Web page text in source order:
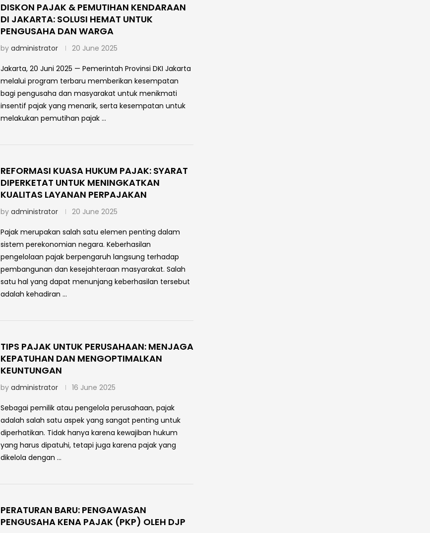
DISKON PAJAK & PEMUTIHAN KENDARAAN
DI JAKARTA: SOLUSI HEMAT UNTUK
PENGUSAHA DAN WARGA
by administrator 20 June 2025
Jakarta, 20 Juni 2025 — Pemerintah Provinsi DKI Jakarta
melalui program terbaru memberikan kesempatan
bagi pengusaha dan masyarakat untuk menikmati
insentif pajak yang menarik, serta kesempatan untuk
melakukan pemutihan pajak …
REFORMASI KUASA HUKUM PAJAK: SYARAT
DIPERKETAT UNTUK MENINGKATKAN
KUALITAS LAYANAN PERPAJAKAN
by administrator 20 June 2025
Pajak merupakan salah satu elemen penting dalam
sistem perekonomian negara. Keberhasilan
pengelolaan pajak berpengaruh langsung terhadap
pembangunan dan kesejahteraan masyarakat. Salah
satu hal yang dapat menunjang keberhasilan tersebut
adalah kehadiran …
TIPS PAJAK UNTUK PERUSAHAAN: MENJAGA
KEPATUHAN DAN MENGOPTIMALKAN
KEUNTUNGAN
by administrator 16 June 2025
Sebagai pemilik atau pengelola perusahaan, pajak
adalah salah satu aspek yang sangat penting untuk
diperhatikan. Tidak hanya karena kewajiban hukum
yang harus dipatuhi, tetapi juga karena pajak yang
dikelola dengan …
PERATURAN BARU: PENGAWASAN
PENGUSAHA KENA PAJAK (PKP) OLEH DJP